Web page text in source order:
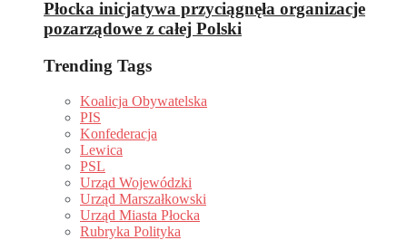
Płocka inicjatywa przyciągnęła organizacje
pozarządowe z całej Polski
Trending Tags
Koalicja Obywatelska
PIS
Konfederacja
Lewica
PSL
Urząd Wojewódzki
Urząd Marszałkowski
Urząd Miasta Płocka
Rubryka Polityka